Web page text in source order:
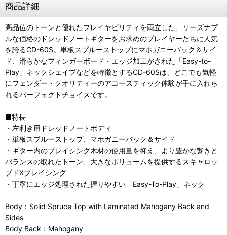
商品詳細
高品位のトーンと優れたプレイヤビリティを両立した、リーズナブ
ルな価格のドレッドノートギターをお求めのプレイヤーたちに人気
を誇るCD-60S。単板スプルーストップにマホガニーバック＆サイ
ド、滑らかなフィンガーボード・エッジ加工がされた「Easy-to-
Play」ネックシェイプなどを特徴とするCD-60Sは、どこでも気軽
にフェンダー・クオリティーのアコースティック体験が手に入れら
れるパーフェクトチョイスです。
■特長
・左利き用ドレッドノートボディ
・単板スプルーストップ、マホガニーバック＆サイド
・ギター内のブレイシング木材の使用量を抑え、より豊かな響きと
バランスの取れたトーン、大きなボリュームを提供するスキャロッ
プドXブレイシング
・丁寧にエッジ処理された握りやすい「Easy-To-Play」ネック
Body：Solid Spruce Top with Laminated Mahogany Back and
Sides
Body Back：Mahogany